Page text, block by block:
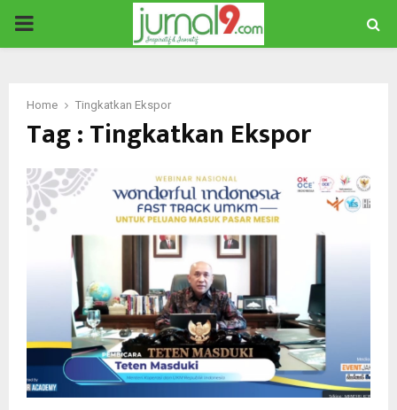
PRIMARY
Home Tingkatkan Ekspor
Tag : Tingkatkan Ekspor